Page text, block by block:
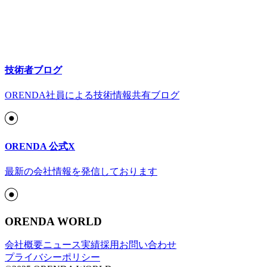
技術者ブログ
ORENDA社員による技術情報共有ブログ
ORENDA 公式X
最新の会社情報を発信しております
ORENDA WORLD
会社概要ニュース実績採用 お問い合わせ
プライバシーポリシー